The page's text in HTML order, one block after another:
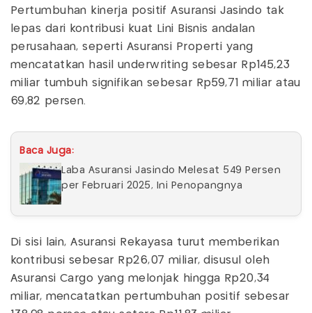
Pertumbuhan kinerja positif Asuransi Jasindo tak
lepas dari kontribusi kuat Lini Bisnis andalan
perusahaan, seperti Asuransi Properti yang
mencatatkan hasil underwriting sebesar Rp145,23
miliar tumbuh signifikan sebesar Rp59,71 miliar atau
69,82 persen.
Baca Juga:
Laba Asuransi Jasindo Melesat 549 Persen
per Februari 2025, Ini Penopangnya
Di sisi lain, Asuransi Rekayasa turut memberikan
kontribusi sebesar Rp26,07 miliar, disusul oleh
Asuransi Cargo yang melonjak hingga Rp20,34
miliar, mencatatkan pertumbuhan positif sebesar